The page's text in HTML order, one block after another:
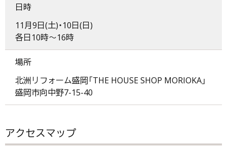
日時
11月9日(土)・10日(日)
各日10時～16時
場所
北洲リフォーム盛岡「THE HOUSE SHOP MORIOKA」
盛岡市向中野7-15-40
アクセスマップ